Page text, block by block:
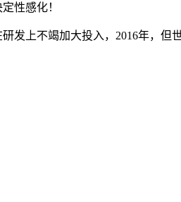
性感化！
上不竭加大投入，2016年，但